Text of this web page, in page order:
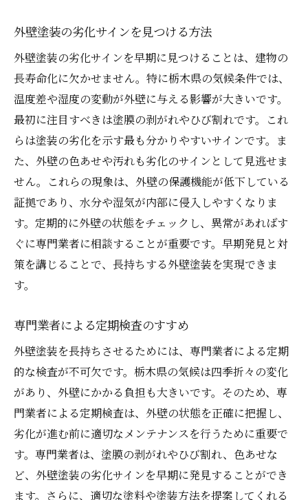
外壁塗装の劣化サインを見つける方法
外壁塗装の劣化サインを早期に見つけることは、建物の
長寿命化に欠かせません。特に栃木県の気候条件では、
温度差や湿度の変動が外壁に与える影響が大きいです。
最初に注目すべきは塗膜の剥がれやひび割れです。これ
らは塗装の劣化を示す最も分かりやすいサインです。ま
た、外壁の色あせや汚れも劣化のサインとして見逃せま
せん。これらの現象は、外壁の保護機能が低下している
証拠であり、水分や湿気が内部に侵入しやすくなりま
す。定期的に外壁の状態をチェックし、異常があればす
ぐに専門業者に相談することが重要です。早期発見と対
策を講じることで、長持ちする外壁塗装を実現できま
す。
専門業者による定期検査のすすめ
外壁塗装を長持ちさせるためには、専門業者による定期
的な検査が不可欠です。栃木県の気候は四季折々の変化
があり、外壁にかかる負担も大きいです。そのため、専
門業者による定期検査は、外壁の状態を正確に把握し、
劣化が進む前に適切なメンテナンスを行うために重要で
す。専門業者は、塗膜の剥がれやひび割れ、色あせな
ど、外壁塗装の劣化サインを早期に発見することができ
ます。さらに、適切な塗料や塗装方法を提案してくれる